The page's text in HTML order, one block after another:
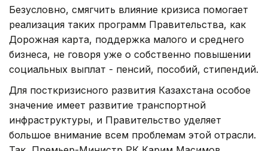
Безусловно, смягчить влияние кризиса помогает
реализация таких программ Правительства, как
Дорожная карта, поддержка малого и среднего
бизнеса, не говоря уже о собственно повышении
социальных выплат - пенсий, пособий, стипендий.
Для посткризисного развития Казахстана особое
значение имеет развитие транспортной
инфраструктуры, и Правительство уделяет
большое внимание всем проблемам этой отрасли.